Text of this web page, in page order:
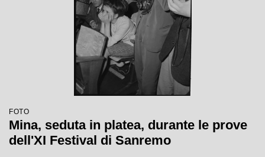
FOTO
Mina, seduta in platea, durante le prove
dell'XI Festival di Sanremo